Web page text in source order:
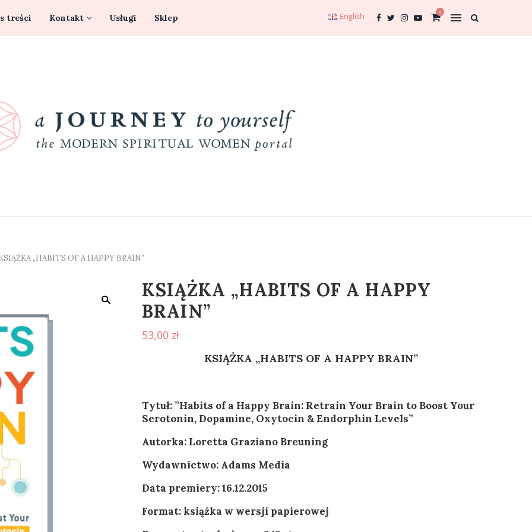
treści Kontakt Usługi Sklep
0
English
„HABITS OF A HAPPY BRAIN”
KSIĄŻKA „HABITS OF A HAPPY
BRAIN”
53,00 zł
KSIĄŻKA „HABITS OF A HAPPY BRAIN”
Tytuł: ”Habits of a Happy Brain: Retrain Your Brain to Boost Your
Serotonin, Dopamine, Oxytocin & Endorphin Levels”
Autorka: Loretta Graziano Breuning
Wydawnictwo: Adams Media
Data premiery: 16.12.2015
Format: książka w wersji papierowej